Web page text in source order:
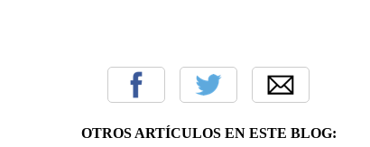
OTROS ARTÍCULOS EN ESTE BLOG: